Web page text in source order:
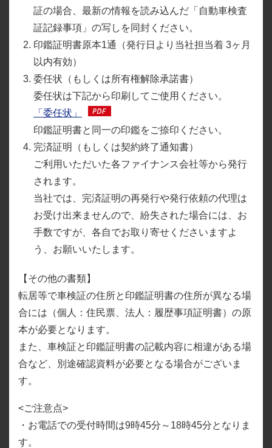
証の場合、 最新の情報を読み込んだ「自動車検査
証記録事項」の写しを同封ください。
印鑑証明書原本1通（発行日より当社担当着 3ヶ月
以内有効）
委任状（もしくは所有権解除承諾書）
委任状は下記から印刷してご使用ください。
「委任状」
印鑑証明書と同一の印鑑をご捺印ください。
完済証明（もしくは契約終了通知書）
ご利用いただいた各ファイナンス会社等から発行
されます。
当社では、完済証明の再発行や発行依頼の代理は
お受け出来ませんので、紛失された場合には、お
手数ですが、各自でお取り寄せくださいますよ
う、お願いいたします。
【その他の書類】
転居等で車検証の住所と印鑑証明書の住所が異なる場
合には（個人：住民票、法人：履歴事項証明書）の原
本が必要となります。
また、車検証と印鑑証明書の記載内容に相違がある場
合など、別途確認資料が必要となる場合がございま
す。
<ご注意点>
・お電話での受付時間は9時45分～18時45分となりま
す。